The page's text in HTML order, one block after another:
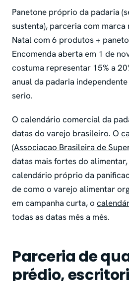
Panetone próprio da padaria
sustenta), parceria com marca
Natal com 6 produtos +
Encomenda aberta em 1 de
costuma representar 15% a
anual da padaria
serio.
O calendário comercial da
datas do varejo brasileiro. O
(Associacao Brasileira de
datas mais fortes do
calendário próprio da
de como o varejo alimentar
em campanha curta, o
todas as datas mês a mês.
Parceria de
prédio,